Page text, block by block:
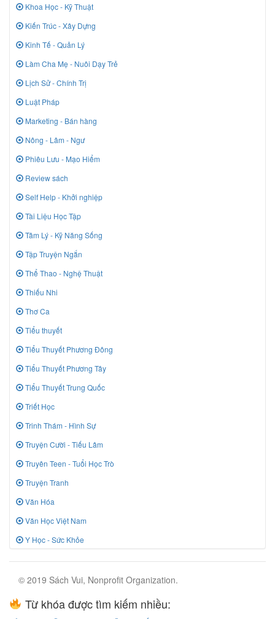
Khoa Học - Kỹ Thuật
Kiến Trúc - Xây Dựng
Kinh Tế - Quản Lý
Làm Cha Mẹ - Nuôi Dạy Trẻ
Lịch Sử - Chính Trị
Luật Pháp
Marketing - Bán hàng
Nông - Lâm - Ngư
Phiêu Lưu - Mạo Hiểm
Review sách
Self Help - Khởi nghiệp
Tài Liệu Học Tập
Tâm Lý - Kỹ Năng Sống
Tập Truyện Ngắn
Thể Thao - Nghệ Thuật
Thiếu Nhi
Thơ Ca
Tiểu thuyết
Tiểu Thuyết Phương Đông
Tiểu Thuyết Phương Tây
Tiểu Thuyết Trung Quốc
Triết Học
Trinh Thám - Hình Sự
Truyện Cười - Tiếu Lâm
Truyên Teen - Tuổi Học Trò
Truyện Tranh
Văn Hóa
Văn Học Việt Nam
Y Học - Sức Khỏe
© 2019 Sách Vui, Nonprofit Organization.
Từ khóa được tìm kiếm nhiều: